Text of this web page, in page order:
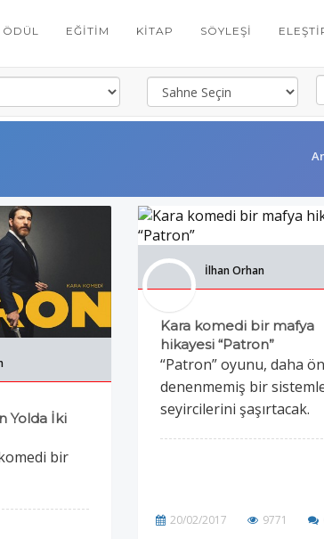
ÖDÜL EĞITIM KITAP SÖYLEŞI
Yolda İki
bir
İlhan Orhan
Kara komedi bir mafya
hikayesi “Patron”
“Patron” oyunu, daha
denenmemiş bir
seyircilerini şaşırtacak.
20/02/2017 9771